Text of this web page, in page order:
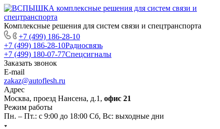
Комплексные решения для систем связи и спецтранспорта
+7 (499) 186-28-10
+7 (499) 186-28-10Радиосвязь
+7 (499) 180-07-77Спецсигналы
Заказать звонок
E-mail
zakaz@autoflesh.ru
Адрес
Москва, проезд Нансена, д.1, офис 21
Режим работы
Пн. – Пт.: с 9:00 до 18:00 Cб, Вс: выходные дни